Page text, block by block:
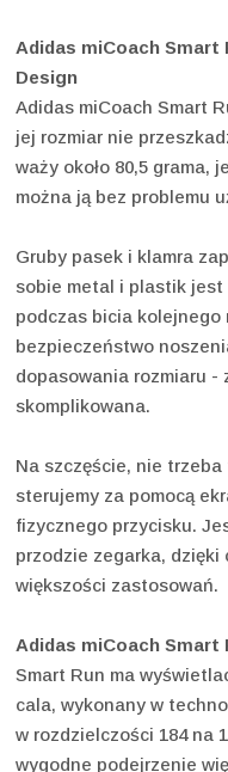
Adidas miCoach Smart
Design
Adidas miCoach Smart
jej rozmiar nie
waży około 80,5 grama,
można ją bez problemu
Gruby pasek i klamra
sobie metal i plastik
podczas bicia kolejnego
bezpieczeństwo
dopasowania rozmiaru -
skomplikowana.
Na szczęście, nie
sterujemy za pomocą
fizycznego przycisku.
przodzie zegarka, dzięki
większości zastosowań.
Adidas miCoach Smart
Smart Run ma
cala, wykonany w
w rozdzielczości 184 na
wygodne podejrzenie